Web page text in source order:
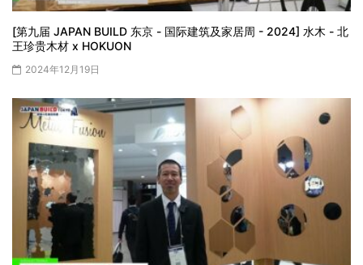
[第九届 JAPAN BUILD 东京 - 国际建筑及家居周 - 2024] 水木 - 北
王珍贵木材 x HOKUON
2024年12月19日